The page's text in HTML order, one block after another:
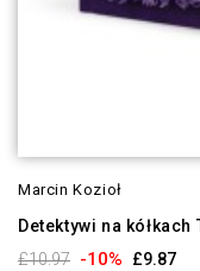
Marcin Kozioł
Detektywi na
£10.97 -10% £9.87